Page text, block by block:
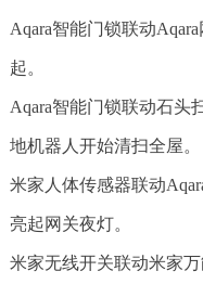
Aqara智能门锁联动
起。
Aqara智能门锁联动石头
地机器人开始清扫全屋。
米家人体传感器联动
亮起网关夜灯。
米家无线开关联动米家